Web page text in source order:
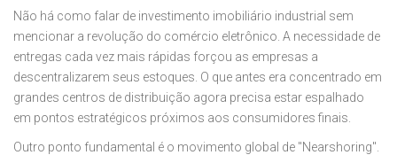
Não há como falar de investimento imobiliário industrial sem
mencionar a revolução do comércio eletrônico. A necessidade de
entregas cada vez mais rápidas forçou as empresas a
descentralizarem seus estoques. O que antes era concentrado em
grandes centros de distribuição agora precisa estar espalhado
em pontos estratégicos próximos aos consumidores finais.
Outro ponto fundamental é o movimento global de "Nearshoring".